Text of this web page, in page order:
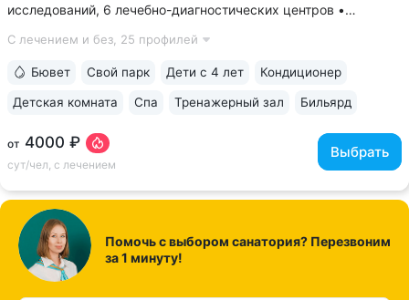
исследований, 6 лечебно-диагностических центров •
Ессентуков. 18 минут прогулки до Грязелечебницы им.
С лечением и без, 25 профилей
от 4000 ₽
сут/чел, с лечением
Выбрать
Бювет Свой парк Дети с 4 лет Кондиционер
Детская комната Спа Тренажерный зал Бильярд
Помочь с выбором санатория? Перезвоним
за 1 минуту!